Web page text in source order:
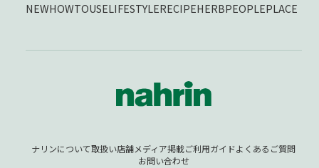
NEWHOWTOUSELIFESTYLERECIPEHERBPEOPLEPLACE
ナリンについて取扱い店舗メディア掲載ご利用ガイドよくあるご質問
お問い合わせ